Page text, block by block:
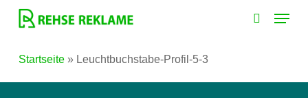
content
Menu
Startseite» Leuchtbuchstabe-Profil-5-3